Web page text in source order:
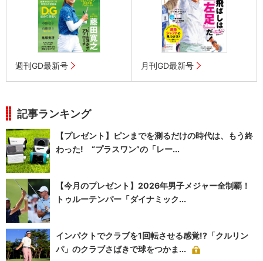
週刊GD最新号 月刊GD最新号
記事ランキング
【プレゼント】ピンまでを測るだけの時代は、もう終
わった! “プラスワン”の「レー...
【今月のプレゼント】2026年男子メジャー全制覇！
トゥルーテンパー「ダイナミック...
インパクトでクラブを1回転させる感覚!?「クルリン
パ」のクラブさばきで球をつかま...